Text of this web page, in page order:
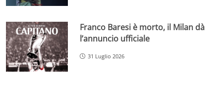
Franco Baresi è morto, il Milan dà
l’annuncio ufficiale
31 Luglio 2026